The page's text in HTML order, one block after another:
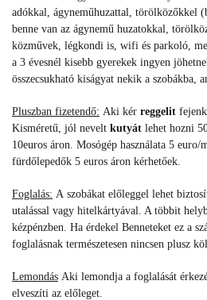
adókkal, ágyneműhuzattal, törölközőkkel
benne van az ágynemű huzatokkal,
közművek, légkondi is, wifi és parkoló,
a 3 évesnél kisebb gyerekek ingyen
összecsukható kiságyat nekik a szobákba,
Pluszban fizetendő: Aki kér reggelit
Kisméretű, jól nevelt kutyát lehet hozni
10euros áron. Mosógép használata 5 euro/
fürdőlepedők 5 euros áron kérhetőek.
Foglalás: A szobákat előleggel lehet
utalással vagy hitelkártyával. A többit
kézpénzben. Ha érdekel Benneteket ez a
foglalásnak természetesen nincsen plusz
Lemondás Aki lemondja a foglalását
elveszíti az előleget.